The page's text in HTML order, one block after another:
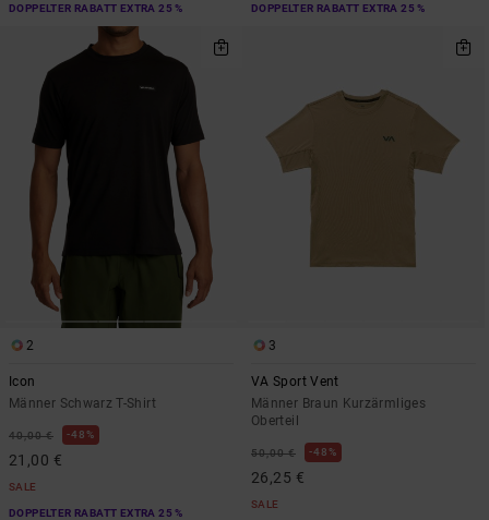
DOPPELTER RABATT EXTRA 25 % DOPPELTER RABATT EXTRA 25 %
2
Icon
Männer Schwarz T-Shirt
40,00 € 48%
21,00 €
SALE
DOPPELTER RABATT EXTRA 25 %
3
VA Sport Vent
Männer Braun Kurzärmliges
Oberteil
50,00 € 48%
26,25 €
SALE